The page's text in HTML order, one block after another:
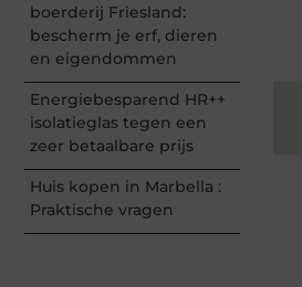
boerderij Friesland:
bescherm je erf, dieren
en eigendommen
Energiebesparend HR++
isolatieglas tegen een
zeer betaalbare prijs
Huis kopen in Marbella :
Praktische vragen